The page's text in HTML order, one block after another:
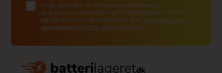
Ja tak, jeg ønsker at modtage nyhedsbreve og
skræddersyet markedsføring fra Batterilageret via e-mail.
Jeg kan til enhver tid afmelde mig igen. Læs mere i vores
samtykkeerklæring for elektronisk post